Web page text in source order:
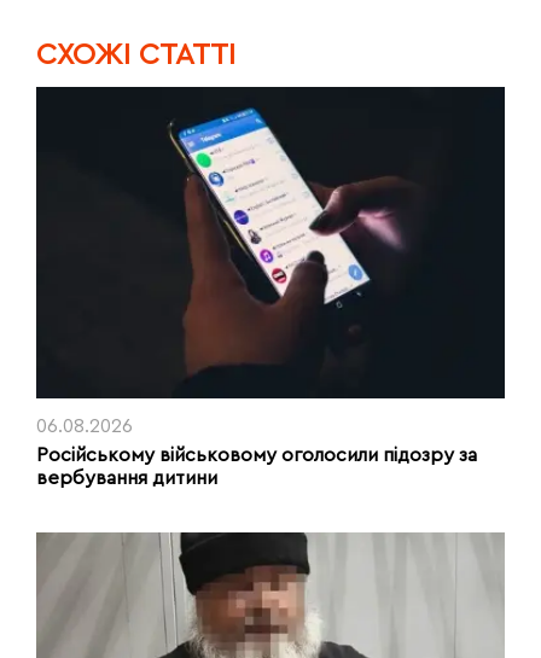
CХОЖІ СТАТТІ
06.08.2026
Російському військовому оголосили підозру за
вербування дитини